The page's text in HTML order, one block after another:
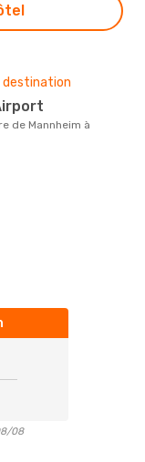
destination
08